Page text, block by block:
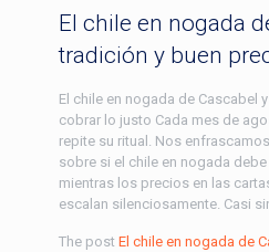
El chile en nogada
tradición y buen
El chile en nogada de Cascabel
cobrar lo justo Cada mes de
repite su ritual. Nos
sobre si el chile en nogada debe
mientras los precios en las
escalan silenciosamente. Casi sin
The post El chile en nogada de